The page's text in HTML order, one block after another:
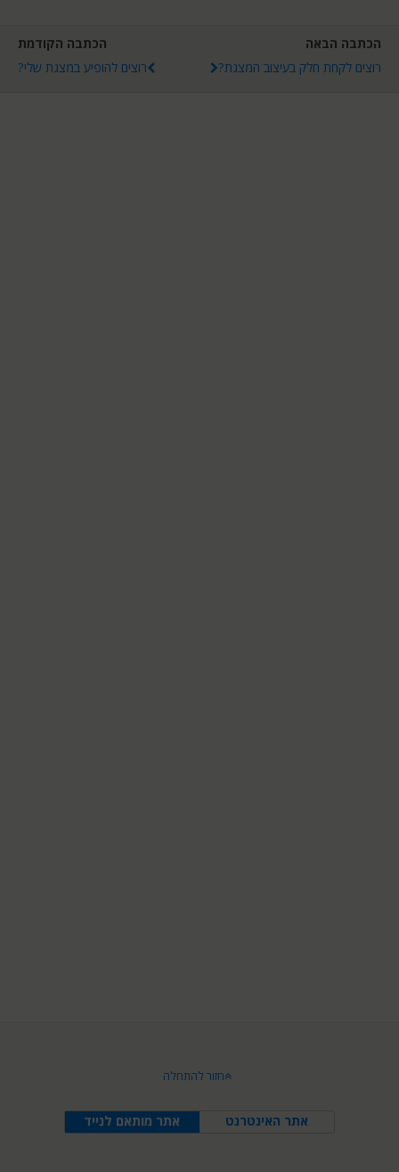
הכתבה הקודמת
רוצים להופיע במצגת שלי?
הכתבה הבאה
רוצים לקחת חלק בעיצוב המצגת?
חזור להתחלה
אתר מותאם לנייד אתר האינטרנט